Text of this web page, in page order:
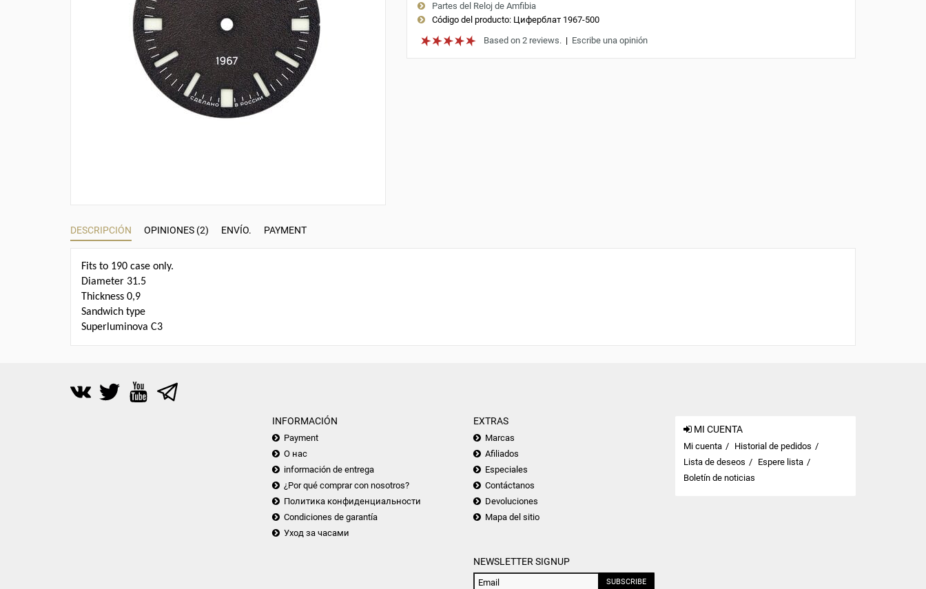
Partes del Reloj de Amfibia
Código del producto:Циферблат 1967-500
Based on 2 reviews.| Escribe una opinión
DESCRIPCIÓN OPINIONES (2) ENVÍO. PAYMENT
Fits to 190 case only.
Diameter 31.5
Thickness 0,9
Sandwich type
Superluminova C3
INFORMACIÓN
Payment
О нас
información de entrega
¿Por qué comprar con nosotros?
Политика конфиденциальности
Condiciones de garantía
Уход за часами
EXTRAS
Marcas
Afiliados
Especiales
Contáctanos
Devoluciones
Mapa del sitio
NEWSLETTER SIGNUP
SUBSCRIBE
MI CUENTA
Mi cuenta
Historial de pedidos
Lista de deseos
Espere lista
Boletín de noticias